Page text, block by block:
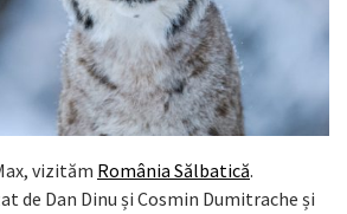
vizităm România Sălbatică.
de Dan Dinu și Cosmin Dumitrache și